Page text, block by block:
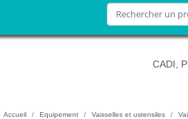
CADI,
Accueil Equipement Vaisselles et ustensiles